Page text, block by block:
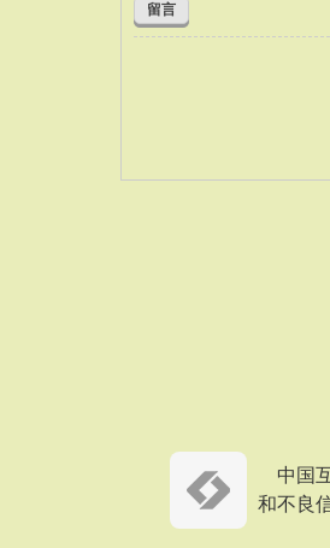
留言
中国
和不良